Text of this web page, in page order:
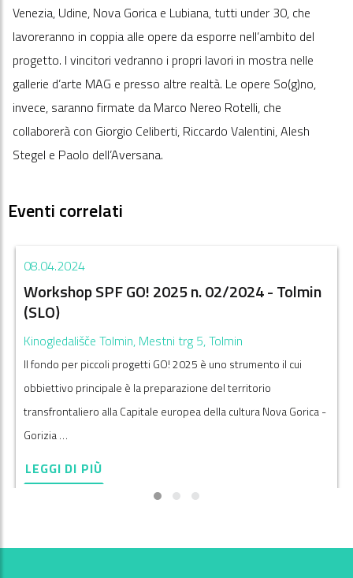
Venezia, Udine, Nova Gorica e Lubiana, tutti under 30, che
lavoreranno in coppia alle opere da esporre nell’ambito del
progetto. I vincitori vedranno i propri lavori in mostra nelle
gallerie d’arte MAG e presso altre realtà. Le opere So(g)no,
invece, saranno firmate da Marco Nereo Rotelli, che
collaborerà con Giorgio Celiberti, Riccardo Valentini, Alesh
Stegel e Paolo dell’Aversana.
Eventi correlati
08.04.2024
Workshop SPF GO! 2025 n. 02/2024 - Tolmin
(SLO)
Kinogledališče Tolmin, Mestni trg 5, Tolmin
Il fondo per piccoli progetti GO! 2025 è uno strumento il cui
obbiettivo principale è la preparazione del territorio
transfrontaliero alla Capitale europea della cultura Nova Gorica -
Gorizia …
LEGGI DI PIÙ